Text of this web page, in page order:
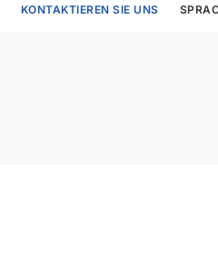
KONTAKTIEREN SIE UNS